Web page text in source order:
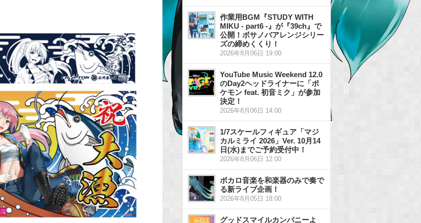
作業用BGM『STUDY WITH
MIKU - part6 -』が『39ch』で
公開！ボサノバアレンジシリー
ズの締めくくり！
2026年8月06日 19:00
YouTube Music Weekend 12.0
のDay2ヘッドライナーに「ポ
ケモン feat. 初音ミク」が参加
決定！
2026年8月06日 14:00
1/7スケールフィギュア「マジ
カルミライ 2026」Ver. 10月14
日(水)までご予約受付中！
2026年8月06日 12:00
ボカロ音楽を和楽器のみで奏で
る新ライブ企画！
2026年8月05日 18:00
グッドスマイルカンパニーよ